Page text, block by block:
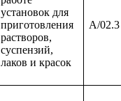
установок для
приготовления
растворов,
суспензий,
лаков и красок
A/02.3